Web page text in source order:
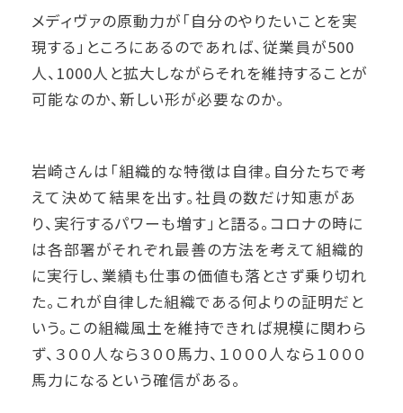
メディヴァの原動力が「自分のやりたいことを実
現する」ところにあるのであれば、従業員が500
人、1000人と拡大しながらそれを維持することが
可能なのか、新しい形が必要なのか。
岩崎さんは「組織的な特徴は自律。自分たちで考
えて決めて結果を出す。社員の数だけ知恵があ
り、実行するパワーも増す」と語る。コロナの時に
は各部署がそれぞれ最善の方法を考えて組織的
に実行し、業績も仕事の価値も落とさず乗り切れ
た。これが自律した組織である何よりの証明だと
いう。この組織風土を維持できれば規模に関わら
ず、３００人なら３００馬力、１０００人なら１０００
馬力になるという確信がある。